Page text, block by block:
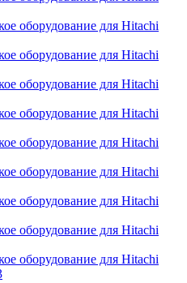
оборудование для Hitachi
оборудование для Hitachi
оборудование для Hitachi
оборудование для Hitachi
оборудование для Hitachi
оборудование для Hitachi
оборудование для Hitachi
оборудование для Hitachi
оборудование для Hitachi